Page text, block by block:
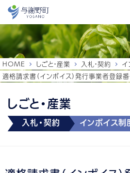
しごと・産業
入札・契約 インボイス制
HOME しごと・産業 入札・契約
適格請求書（インボイス）発行事業者登録